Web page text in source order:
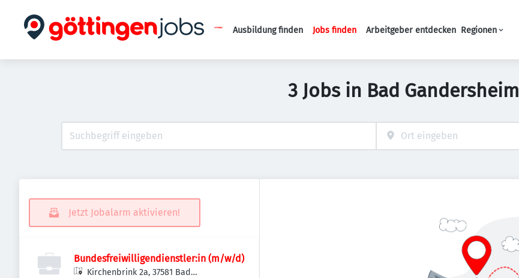
Haupt-Navigation
Ausbildung finden Jobs finden Arbeitgeber entdecken Regionen
3 Jobs in Bad Gandersheim
Jetzt Jobalarm aktivieren!
Bundesfreiwilligendienstler:in (m/w/d)
Kirchenbrink 2a, 37581 Bad